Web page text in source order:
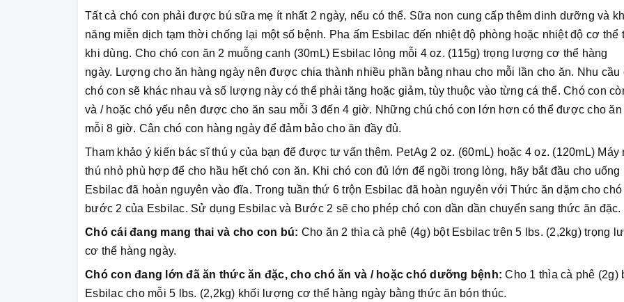
Tất cả chó con phải được bú sữa mẹ ít nhất 2 ngày, nếu có thể. Sữa non cung cấp thêm dinh dưỡng và
năng miễn dịch tạm thời chống lại một số bệnh. Pha ấm Esbilac đến nhiệt độ phòng hoặc nhiệt độ cơ thể
khi dùng. Cho chó con ăn 2 muỗng canh (30mL) Esbilac lỏng mỗi 4 oz. (115g) trọng lượng cơ thể hàng
ngày. Lượng cho ăn hàng ngày nên được chia thành nhiều phần bằng nhau cho mỗi lần cho ăn. Nhu cầu
chó con sẽ khác nhau và số lượng này có thể phải tăng hoặc giảm, tùy thuộc vào từng cá thể. Chó con
và / hoặc chó yếu nên được cho ăn sau mỗi 3 đến 4 giờ. Những chú chó con lớn hơn có thể được cho ăn
mỗi 8 giờ. Cân chó con hàng ngày để đảm bảo cho ăn đầy đủ.
Tham khảo ý kiến ​​bác sĩ thú y của bạn để được tư vấn thêm. PetAg 2 oz. (60mL) hoặc 4 oz. (120mL) Máy
thú nhỏ phù hợp để cho hầu hết chó con ăn. Khi chó con đủ lớn để ngồi trong lòng, hãy bắt đầu cho uống
Esbilac đã hoàn nguyên vào đĩa. Trong tuần thứ 6 trộn Esbilac đã hoàn nguyên với Thức ăn dặm cho chó
bước 2 của Esbilac. Sử dụng Esbilac và Bước 2 sẽ cho phép chó con dần dần chuyển sang thức ăn đặc.
Chó cái đang mang thai và cho con bú: Cho ăn 2 thìa cà phê (4g) bột Esbilac trên 5 lbs. (2,2kg) trọng
cơ thể hàng ngày.
Chó con đang lớn đã ăn thức ăn đặc, cho chó ăn và / hoặc chó dưỡng bệnh: Cho 1 thìa cà phê (2g)
Esbilac cho mỗi 5 lbs. (2,2kg) khối lượng cơ thể hàng ngày bằng thức ăn bón thúc.